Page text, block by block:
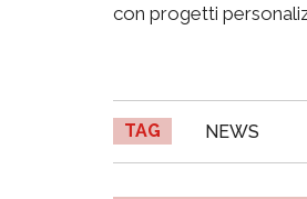
con progetti
TAG NEWS